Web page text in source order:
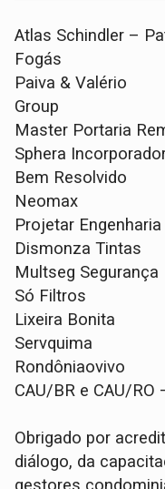
Atlas Schindler –
Fogás
Paiva & Valério
Group
Master Portaria
Sphera
Bem Resolvido
Neomax
Projetar Engenharia
Dismonza Tintas
Multseg Segurança
Só Filtros
Lixeira Bonita
Servquima
Rondôniaovivo
CAU/BR e CAU/RO
Obrigado por
diálogo, da